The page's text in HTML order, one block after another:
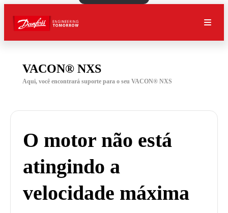
VACON® NXS
Aqui, você encontrará suporte para o seu VACON® NXS
O motor não está
atingindo a
velocidade máxima